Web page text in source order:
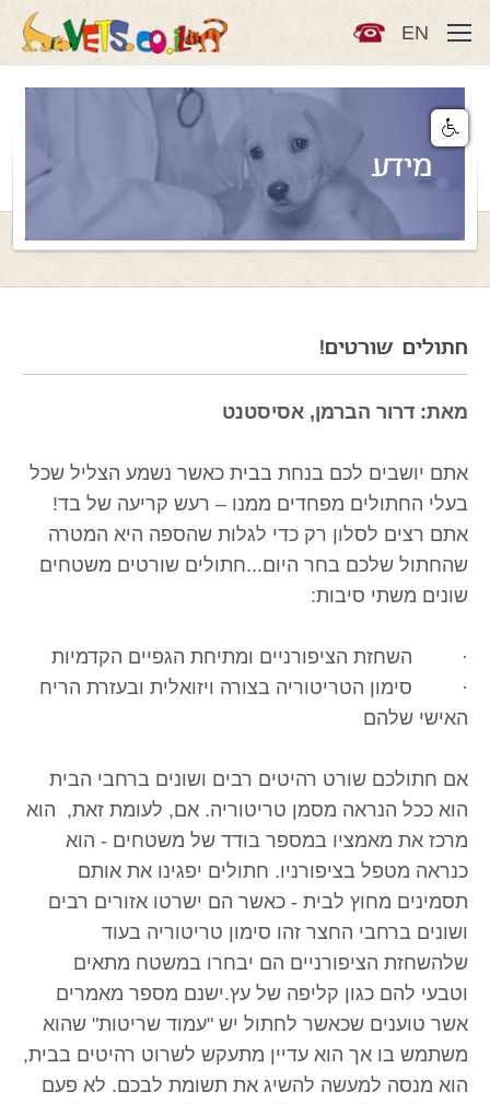
EN
מידע
חתולים שורטים!
מאת: דרור הברמן, אסיסטנט
אתם יושבים לכם בנחת בבית כאשר נשמע הצליל שכל
בעלי החתולים מפחדים ממנו – רעש קריעה של בד!
אתם רצים לסלון רק כדי לגלות שהספה היא המטרה
שהחתול שלכם בחר היום...חתולים שורטים משטחים
שונים משתי סיבות:
· השחזת הציפורניים ומתיחת הגפיים הקדמיות
· סימון הטריטוריה בצורה ויזואלית ובעזרת הריח
האישי שלהם
אם חתולכם שורט רהיטים רבים ושונים ברחבי הבית
הוא ככל הנראה מסמן טריטוריה. אם, לעומת זאת, הוא
מרכז את מאמציו במספר בודד של משטחים - הוא
כנראה מטפל בציפורניו. חתולים יפגינו את אותם
תסמינים מחוץ לבית - כאשר הם ישרטו אזורים רבים
ושונים ברחבי החצר זהו סימון טריטוריה בעוד
שלהשחזת הציפורניים הם יבחרו במשטח מתאים
וטבעי להם כגון קליפה של עץ.ישנם מספר מאמרים
אשר טוענים שכאשר לחתול יש "עמוד שריטות" שהוא
משתמש בו אך הוא עדיין מתעקש לשרוט רהיטים בבית,
הוא מנסה למעשה להשיג את תשומת לבכם. לא פעם